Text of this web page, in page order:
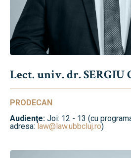
Lect. univ. dr. SERGIU
PRODECAN
Audienţe: Joi: 12 - 13 (cu
adresa:law@law.ubbcluj.ro)